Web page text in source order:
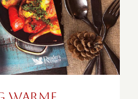
Winterküche